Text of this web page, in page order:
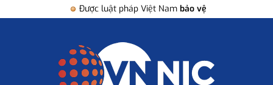
Được luật pháp Việt Nam bảo vệ